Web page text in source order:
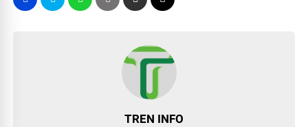
TREN INFO